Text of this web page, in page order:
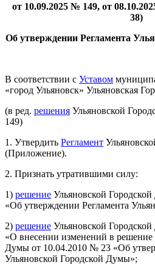
от 10.09.2025 № 149, от
38)
Об утверждении Регламента
В соответствии с Уставом
«город Ульяновск» Ульяновская
(в ред. решения Ульяновской
149)
1. Утвердить Регламент
(Приложение).
2. Признать утратившими силу:
1) решение Ульяновской
«Об утверждении Регламента
2) решение Ульяновской
«О внесении изменений в решение
Думы от 10.04.2010 № 23 «Об
Ульяновской Городской Думы»;